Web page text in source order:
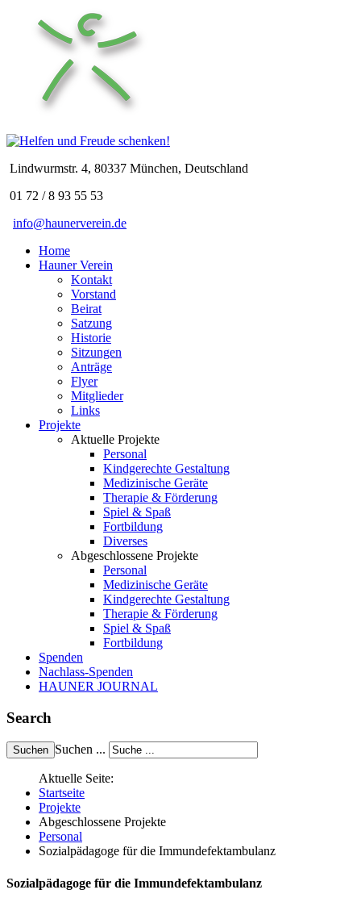
Lindwurmstr. 4, 80337 München, Deutschland
01 72 / 8 93 55 53
info@haunerverein.de
Home
Hauner Verein
Kontakt
Vorstand
Beirat
Satzung
Historie
Sitzungen
Anträge
Flyer
Mitglieder
Links
Projekte
Aktuelle Projekte
Personal
Kindgerechte Gestaltung
Medizinische Geräte
Therapie & Förderung
Spiel & Spaß
Fortbildung
Diverses
Abgeschlossene Projekte
Personal
Medizinische Geräte
Kindgerechte Gestaltung
Therapie & Förderung
Spiel & Spaß
Fortbildung
Spenden
Nachlass-Spenden
HAUNER JOURNAL
Search
Suchen ...
Aktuelle Seite:
Startseite
Projekte
Abgeschlossene Projekte
Personal
Sozialpädagoge für die Immundefektambulanz
Sozialpädagoge für die Immundefektambulanz